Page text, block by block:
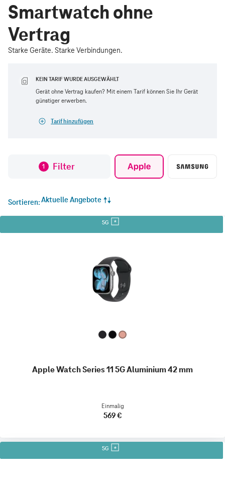
Smartwatch ohne
Vertrag
Starke Geräte. Starke Verbindungen.
KEIN TARIF WURDE AUSGEWÄHLT
Gerät ohne Vertrag kaufen? Mit einem Tarif können Sie Ihr Gerät
günstiger erwerben.
Tarif hinzufügen
1 Filter
Sortieren Aktuelle Angebote
5G
Apple Watch Series 11 5G Aluminium 42 mm
Einmalig
569 €
5G